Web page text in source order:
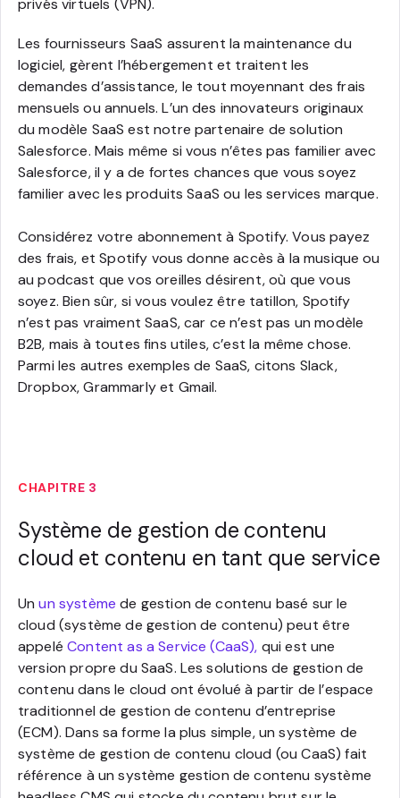
privés virtuels (VPN).
Les fournisseurs SaaS assurent la maintenance du
logiciel, gèrent l’hébergement et traitent les
demandes d’assistance, le tout moyennant des frais
mensuels ou annuels. L’un des innovateurs originaux
du modèle SaaS est notre partenaire de solution
Salesforce. Mais même si vous n’êtes pas familier avec
Salesforce, il y a de fortes chances que vous soyez
familier avec les produits SaaS ou les services marque.
Considérez votre abonnement à Spotify. Vous payez
des frais, et Spotify vous donne accès à la musique ou
au podcast que vos oreilles désirent, où que vous
soyez. Bien sûr, si vous voulez être tatillon, Spotify
n’est pas vraiment SaaS, car ce n’est pas un modèle
B2B, mais à toutes fins utiles, c’est la même chose.
Parmi les autres exemples de SaaS, citons Slack,
Dropbox, Grammarly et Gmail.
CHAPITRE 3
Système de gestion de contenu
cloud et contenu en tant que service
Unun système de gestion de contenu basé sur le
cloud (système de gestion de contenu) peut être
appeléContent as a Service (CaaS), qui est une
version propre du SaaS. Les solutions de gestion de
contenu dans le cloud ont évolué à partir de l’espace
traditionnel de gestion de contenu d’entreprise
(ECM). Dans sa forme la plus simple, un système de
système de gestion de contenu cloud (ou CaaS) fait
référence à un système gestion de contenu système